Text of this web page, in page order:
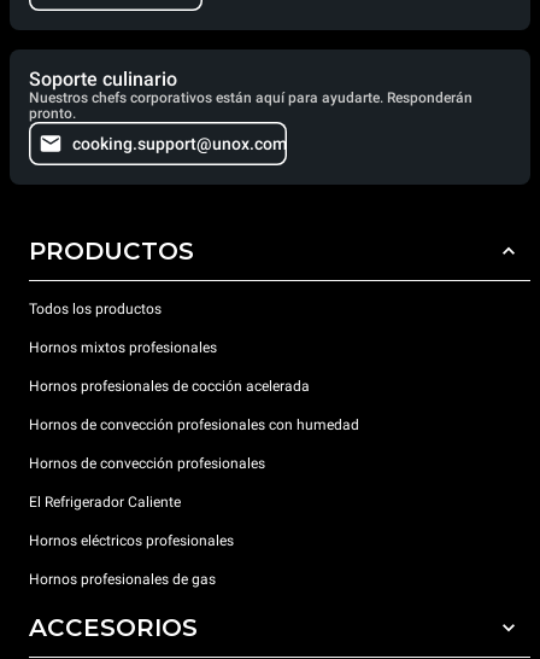
Soporte culinario
Nuestros chefs corporativos están aquí para ayudarte. Responderán
pronto.
cooking.support@unox.com
PRODUCTOS
Todos los productos
Hornos mixtos profesionales
Hornos profesionales de cocción acelerada
Hornos de convección profesionales con humedad
Hornos de convección profesionales
El Refrigerador Caliente
Hornos eléctricos profesionales
Hornos profesionales de gas
ACCESORIOS